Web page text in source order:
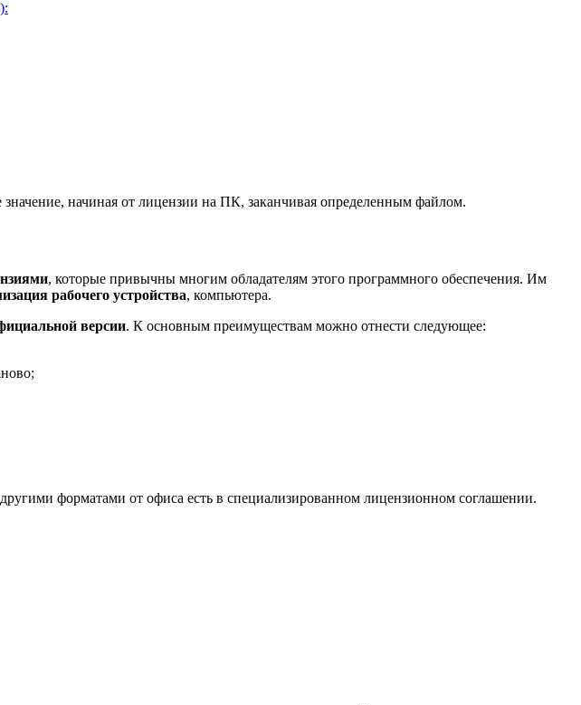
начиная от лицензии на ПК, заканчивая определенным файлом.
, которые привычны многим обладателям этого программного обеспечения. Им
рабочего устройства, компьютера.
версии. К основным преимуществам можно отнести следующее:
форматами от офиса есть в специализированном лицензионном соглашении.